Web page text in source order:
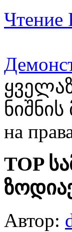
Чтение
на
TOP
Автор: